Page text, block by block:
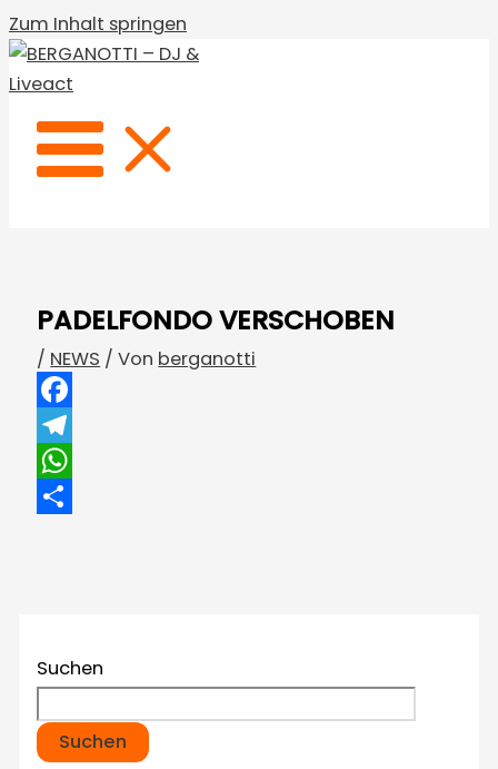
Zum Inhalt springen
PADELFONDO VERSCHOBEN
/ NEWS / Von berganotti
Facebook
Telegram
WhatsApp
Suchen
Suchen